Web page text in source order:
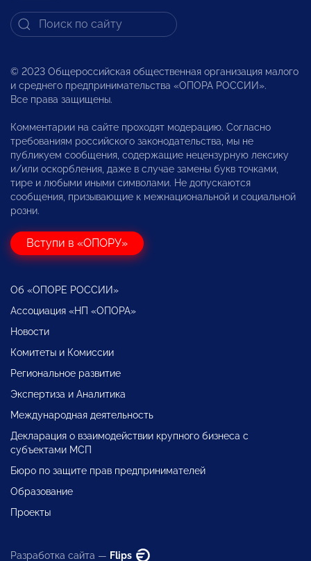
© 2023 Общероссийская общественная организация малого
и среднего предпринимательства «ОПОРА РОССИИ».
Все права защищены.
Комментарии на сайте проходят модерацию. Согласно
требованиям российского законодательства, мы не
публикуем сообщения, содержащие нецензурную лексику
и/или оскорбления, даже в случае замены букв точками,
тире и любыми иными символами. Не допускаются
сообщения, призывающие к межнациональной и социальной
розни.
Вступи в «ОПОРУ»
Об «ОПОРЕ РОССИИ»
Ассоциация «НП «ОПОРА»
Новости
Комитеты и Комиссии
Региональное развитие
Экспертиза и Аналитика
Международная деятельность
Декларация о взаимодействии крупного бизнеса с
субъектами МСП
Бюро по защите прав предпринимателей
Образование
Проекты
Разработка сайта — Flips